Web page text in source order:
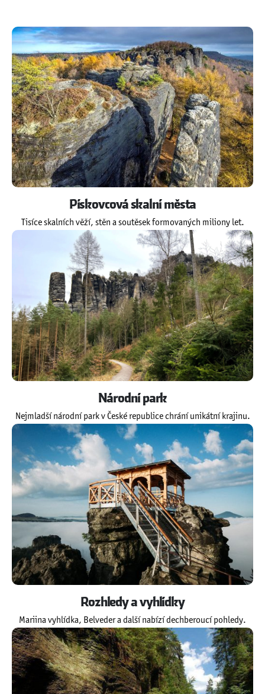
Pískovcová skalní města
Tisíce skalních věží, stěn a soutěsek formovaných miliony let.
Národní park
Nejmladší národní park v České republice chrání unikátní krajinu.
Rozhledy a vyhlídky
Mariina vyhlídka, Belveder a další nabízí dechberoucí pohledy.